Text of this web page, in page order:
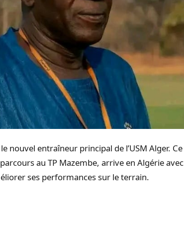
nouvel entraîneur principal de l’USM Alger. Ce
au TP Mazembe, arrive en Algérie avec
ses performances sur le terrain.